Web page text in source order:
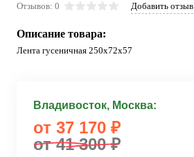
Отзывов: 0 Добавить отзыв
Описание товара:
Лента гусеничная 250x72x57
Владивосток, Москва:
от 37 170 ₽
от 41 300 ₽